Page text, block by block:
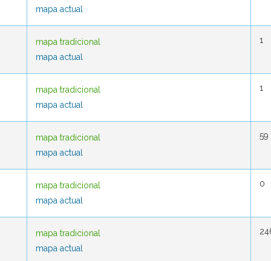
mapa actual
mapa tradicional
mapa actual
1
mapa tradicional
mapa actual
1
mapa tradicional
mapa actual
59
mapa tradicional
mapa actual
0
mapa tradicional
mapa actual
mapa actual
mapa tradicional
mapa actual
1
mapa tradicional
mapa actual
1
mapa tradicional
mapa actual
59
mapa tradicional
mapa actual
0
mapa tradicional
mapa actual